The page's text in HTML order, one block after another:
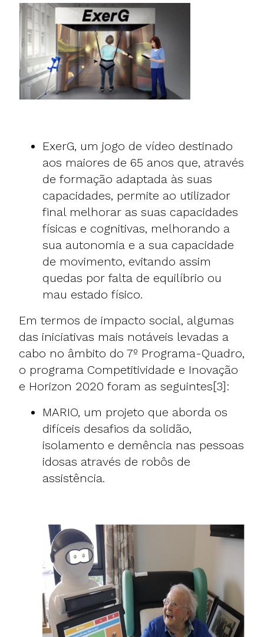
ExerG, um jogo de vídeo destinado
aos maiores de 65 anos que, através
de formação adaptada às suas
capacidades, permite ao utilizador
final melhorar as suas capacidades
físicas e cognitivas, melhorando a
sua autonomia e a sua capacidade
de movimento, evitando assim
quedas por falta de equilíbrio ou
mau estado físico.
Em termos de impacto social, algumas
das iniciativas mais notáveis levadas a
cabo no âmbito do 7º Programa-Quadro,
o programa Competitividade e Inovação
e Horizon 2020 foram as seguintes[3]:
MARIO, um projeto que aborda os
difíceis desafios da solidão,
isolamento e demência nas pessoas
idosas através de robôs de
assistência.